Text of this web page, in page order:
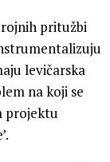
pritužbi
levičarska
na koji se
projektu